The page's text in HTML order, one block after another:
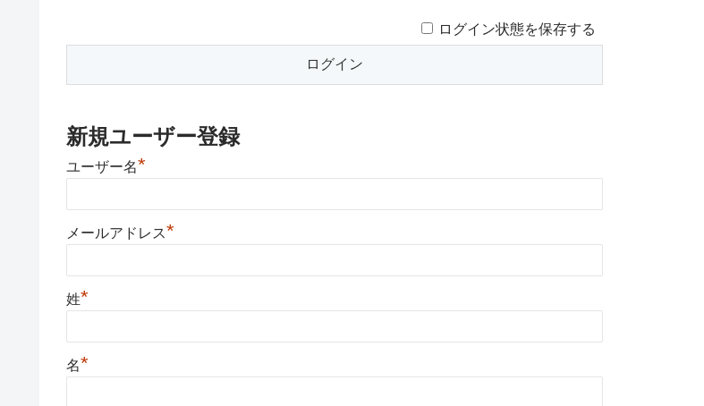
ログイン状態を保存する
新規ユーザー登録
ユーザー名*
メールアドレス*
姓*
名*